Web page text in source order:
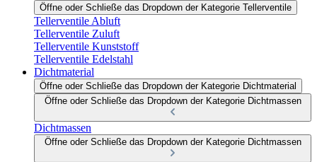
Öffne oder Schließe das Dropdown der Kategorie Tellerventile
Tellerventile Abluft
Tellerventile Zuluft
Tellerventile Kunststoff
Tellerventile Edelstahl
Dichtmaterial
Öffne oder Schließe das Dropdown der Kategorie Dichtmaterial
Öffne oder Schließe das Dropdown der Kategorie Dichtmassen
Dichtmassen
Öffne oder Schließe das Dropdown der Kategorie Dichtmassen